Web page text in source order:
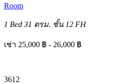
Room
1 Bed 31 ตรม. ชั้น 12 FH
เช่า 25,000 ฿ - 26,000 ฿
3612